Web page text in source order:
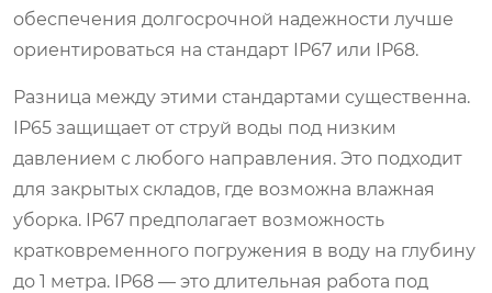
обеспечения долгосрочной надежности лучше
ориентироваться на стандарт IP67 или IP68.
Разница между этими стандартами существенна.
IP65 защищает от струй воды под низким
давлением с любого направления. Это подходит
для закрытых складов, где возможна влажная
уборка. IP67 предполагает возможность
кратковременного погружения в воду на глубину
до 1 метра. IP68 — это длительная работа под